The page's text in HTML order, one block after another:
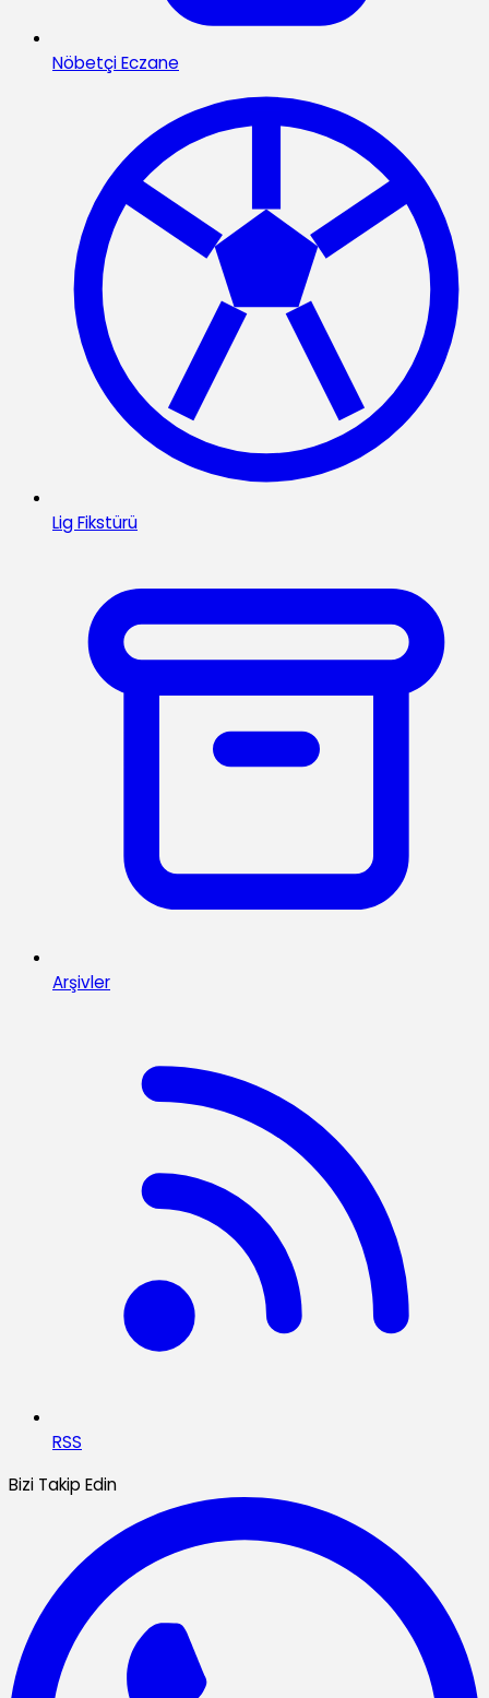
Nöbetçi Eczane
Lig Fikstürü
Arşivler
RSS
Bizi Takip Edin